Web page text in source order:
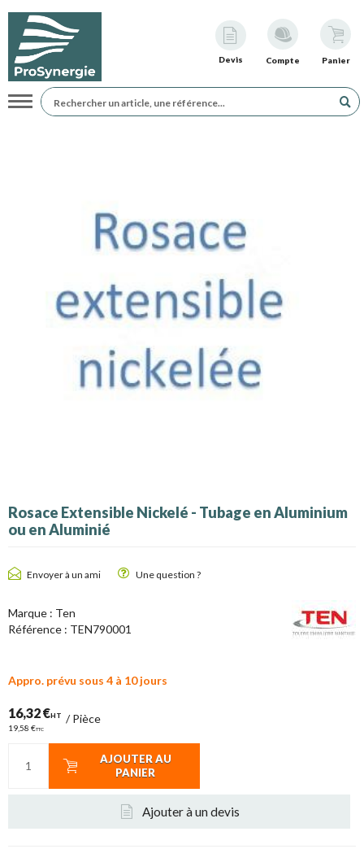
Devis Compte Panier
Navigation
Rosace Extensible Nickelé - Tubage en Aluminium
ou en Aluminié
Envoyer à un ami Une question ?
Marque : Ten
Référence : TEN790001
Appro. prévu sous 4 à 10 jours
16,32 €HT
19,58 €TTC
/Pièce
AJOUTER AU
PANIER
Ajouter à un devis